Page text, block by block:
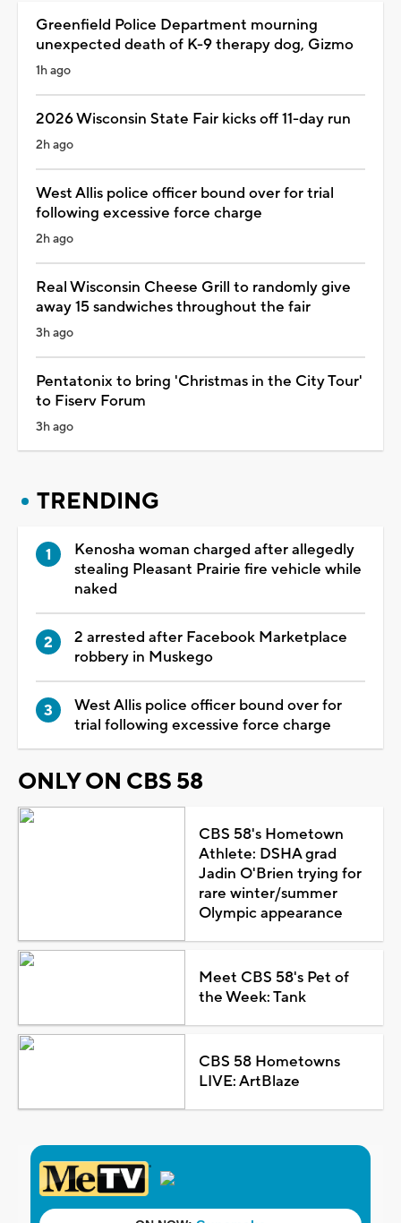
Greenfield Police Department mourning
unexpected death of K-9 therapy dog, Gizmo
1h ago
2026 Wisconsin State Fair kicks off 11-day run
2h ago
West Allis police officer bound over for trial
following excessive force charge
2h ago
Real Wisconsin Cheese Grill to randomly give
away 15 sandwiches throughout the fair
3h ago
Pentatonix to bring 'Christmas in the City Tour'
to Fiserv Forum
3h ago
TRENDING
Kenosha woman charged after allegedly
stealing Pleasant Prairie fire vehicle while
naked
2 arrested after Facebook Marketplace
robbery in Muskego
West Allis police officer bound over for
trial following excessive force charge
ONLY ON CBS 58
CBS 58's Hometown
Athlete: DSHA grad
Jadin O'Brien trying for
rare winter/summer
Olympic appearance
Meet CBS 58's Pet of
the Week: Tank
CBS 58 Hometowns
LIVE: ArtBlaze